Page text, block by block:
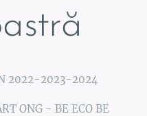
2022-2023-2024
ONG - BE ECO BE